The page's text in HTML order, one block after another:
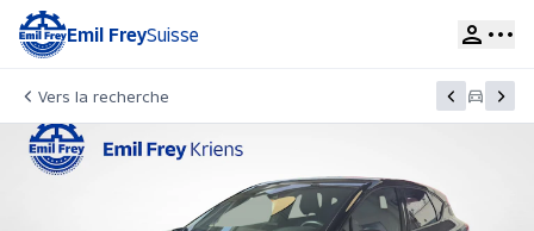
Emil FreySuisse
Vers la recherche